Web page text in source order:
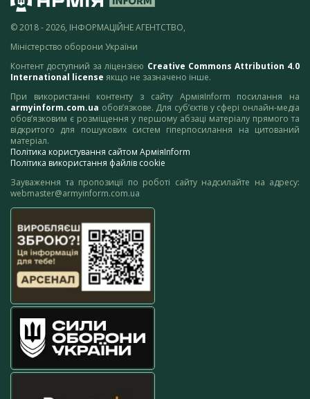
© 2018 - 2026, ІНФОРМАЦІЙНЕ АГЕНТСТВО,
Міністерство оборони України
Контент доступний за ліцензією Creative Commons Attribution 4.0
International license якщо не зазначено інше.
При використанні контенту з сайту АрміяInform посилання на
armyinform.com.ua обов’язкове. Для суб’єктів у сфері онлайн-медіа
обов’язковим є розміщення у першому абзаці матеріалу прямого та
відкритого для пошукових систем гіперпосилання на цитований
матеріал.
Політика користування сайтом АрміяInform
Політика використання файлів cookie
Зауваження та пропозиції по роботі сайту надсилайте на адресу:
webmaster@armyinform.com.ua